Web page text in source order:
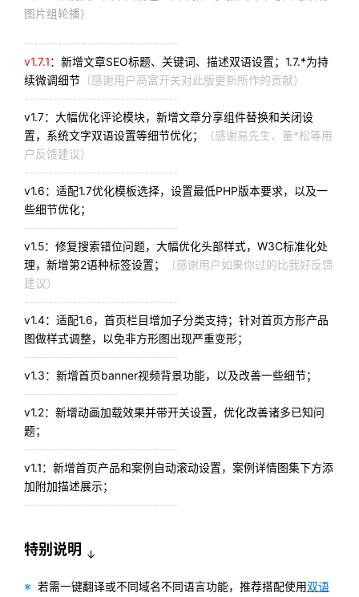
图片组轮播）
--------------------------------
v1.7.1：新增文章SEO标题、关键词、描述双语设置；1.7.*为持
续微调细节 （感谢用户高富开关对此版更新所作的贡献）
--------------------------------
v1.7：大幅优化评论模块，新增文章分享组件替换和关闭设
置，系统文字双语设置等细节优化；
（感谢易先生、董*松等用
户反馈建议）
--------------------------------
v1.6：适配1.7优化模板选择，设置最低PHP版本要求，以及一
些细节优化；
--------------------------------
v1.5：修复搜索错位问题，大幅优化头部样式，W3C标准化处
理，新增第2语种标签设置；
（感谢用户如果你过的比我好反馈
建议）
--------------------------------
v1.4：适配1.6，首页栏目增加子分类支持；针对首页方形产品
图做样式调整，以免非方形图出现严重变形；
--------------------------------
v1.3：新增首页banner视频背景功能，以及改善一些细节；
--------------------------------
v1.2：新增动画加载效果并带开关设置，优化改善诸多已知问
题；
--------------------------------
v1.1：新增首页产品和案例自动滚动设置，案例详情图集下方添
加附加描述展示；
--------------------------------
特别说明 ↓
※ 若需一键翻译或不同域名不同语言功能，推荐搭配使用双语